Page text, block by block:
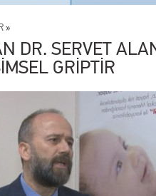
»
DR. SERVET
GRİPTİR